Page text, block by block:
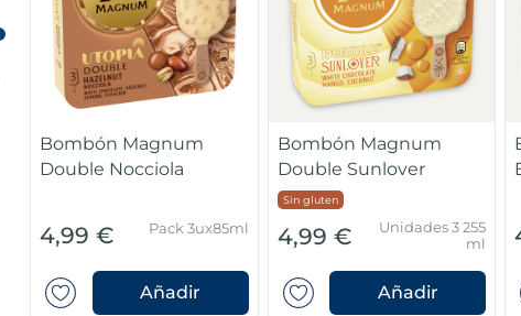
Bombón Magnum
Double Nocciola
4,99 € Pack 3ux85ml
Añadir
Bombón Magnum
Double Sunlover
Sin gluten
4,99 €
Unidades 3 255
ml
Añadir